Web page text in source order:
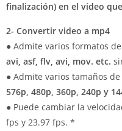
finalización) en el video
2- Convertir video a mp4
● Admite varios formatos
avi, asf, flv, avi, mov. etc.
● Admite varios tamaños
576p, 480p, 360p, 240p y
● Puede cambiar la
fps y 23.97 fps. *